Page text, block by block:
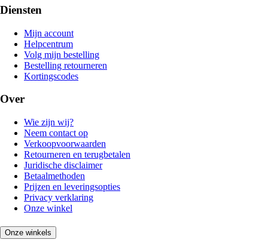
Diensten
Mijn account
Helpcentrum
Volg mijn bestelling
Bestelling retourneren
Kortingscodes
Over
Wie zijn wij?
Neem contact op
Verkoopvoorwaarden
Retourneren en terugbetalen
Juridische disclaimer
Betaalmethoden
Prijzen en leveringsopties
Privacy verklaring
Onze winkel
Onze winkels